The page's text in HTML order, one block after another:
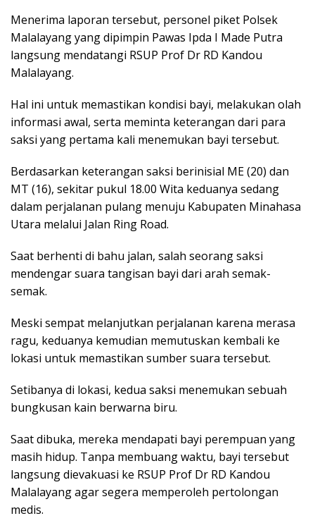
Menerima laporan tersebut, personel piket Polsek
Malalayang yang dipimpin Pawas Ipda I Made Putra
langsung mendatangi RSUP Prof Dr RD Kandou
Malalayang.
Hal ini untuk memastikan kondisi bayi, melakukan olah
informasi awal, serta meminta keterangan dari para
saksi yang pertama kali menemukan bayi tersebut.
Berdasarkan keterangan saksi berinisial ME (20) dan
MT (16), sekitar pukul 18.00 Wita keduanya sedang
dalam perjalanan pulang menuju Kabupaten Minahasa
Utara melalui Jalan Ring Road.
Saat berhenti di bahu jalan, salah seorang saksi
mendengar suara tangisan bayi dari arah semak-
semak.
Meski sempat melanjutkan perjalanan karena merasa
ragu, keduanya kemudian memutuskan kembali ke
lokasi untuk memastikan sumber suara tersebut.
Setibanya di lokasi, kedua saksi menemukan sebuah
bungkusan kain berwarna biru.
Saat dibuka, mereka mendapati bayi perempuan yang
masih hidup. Tanpa membuang waktu, bayi tersebut
langsung dievakuasi ke RSUP Prof Dr RD Kandou
Malalayang agar segera memperoleh pertolongan
medis.